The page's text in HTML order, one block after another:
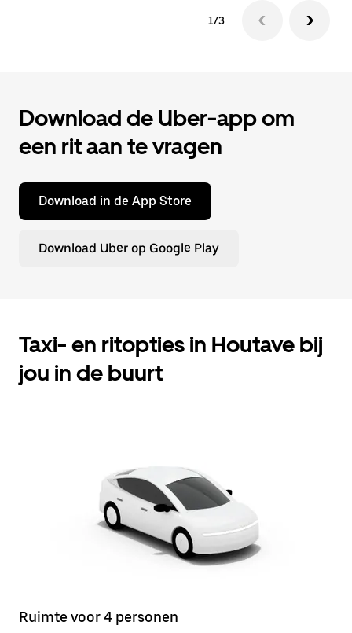
1/3
Download de Uber-app om
een rit aan te vragen
Download in de App Store
Download Uber op Google Play
Taxi- en ritopties in Houtave bij
jou in de buurt
Ruimte voor 4 personen